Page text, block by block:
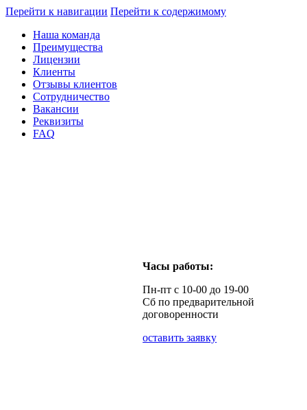
Перейти к навигации Перейти к содержимому
Наша команда
Преимущества
Лицензии
Клиенты
Отзывы клиентов
Сотрудничество
Вакансии
Реквизиты
FAQ
Часы работы:
Пн-пт с 10-00 до 19-00
Сб по предварительной
договоренности
оставить заявку